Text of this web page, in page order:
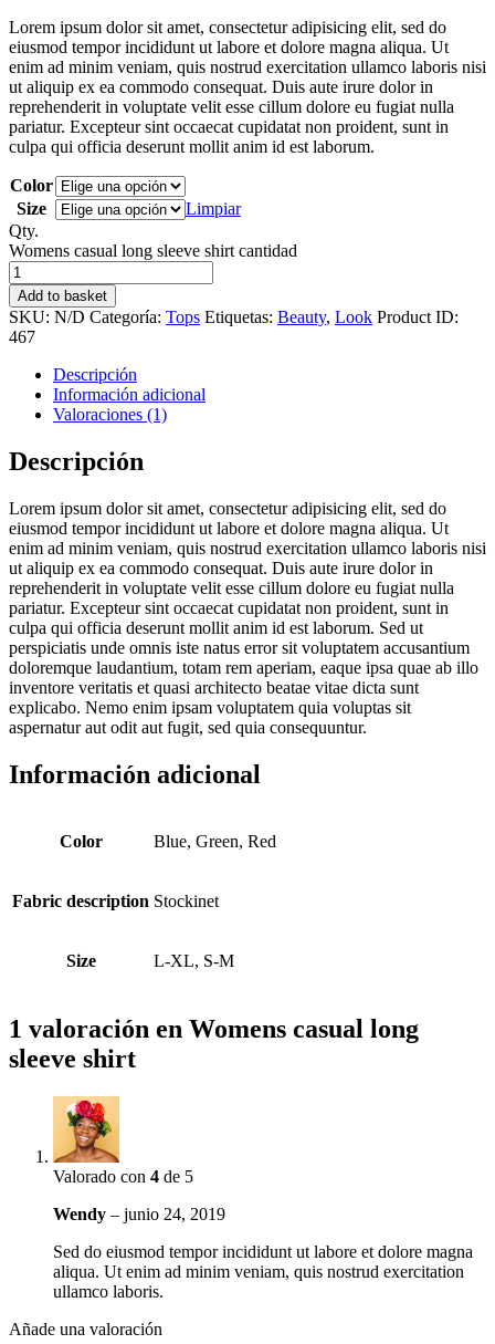
Lorem ipsum dolor sit amet, consectetur adipisicing elit, sed do
eiusmod tempor incididunt ut labore et dolore magna aliqua. Ut
enim ad minim veniam, quis nostrud exercitation ullamco laboris nisi
ut aliquip ex ea commodo consequat. Duis aute irure dolor in
reprehenderit in voluptate velit esse cillum dolore eu fugiat nulla
pariatur. Excepteur sint occaecat cupidatat non proident, sunt in
culpa qui officia deserunt mollit anim id est laborum.
Color
Size
Limpiar
Qty.
Womens casual long sleeve shirt cantidad
Add to basket
SKU: N/D Categoría: Tops Etiquetas: Beauty, Look Product ID:
467
Descripción
Información adicional
Valoraciones (1)
Descripción
Lorem ipsum dolor sit amet, consectetur adipisicing elit, sed do
eiusmod tempor incididunt ut labore et dolore magna aliqua. Ut
enim ad minim veniam, quis nostrud exercitation ullamco laboris nisi
ut aliquip ex ea commodo consequat. Duis aute irure dolor in
reprehenderit in voluptate velit esse cillum dolore eu fugiat nulla
pariatur. Excepteur sint occaecat cupidatat non proident, sunt in
culpa qui officia deserunt mollit anim id est laborum. Sed ut
perspiciatis unde omnis iste natus error sit voluptatem accusantium
doloremque laudantium, totam rem aperiam, eaque ipsa quae ab illo
inventore veritatis et quasi architecto beatae vitae dicta sunt
explicabo. Nemo enim ipsam voluptatem quia voluptas sit
aspernatur aut odit aut fugit, sed quia consequuntur.
Información adicional
Color Blue, Green, Red
Fabric description Stockinet
Size L-XL, S-M
1 valoración en Womens casual long
sleeve shirt
Valorado con 4 de 5
Wendy – junio 24, 2019
Sed do eiusmod tempor incididunt ut labore et dolore magna
aliqua. Ut enim ad minim veniam, quis nostrud exercitation
ullamco laboris.
Añade una valoración